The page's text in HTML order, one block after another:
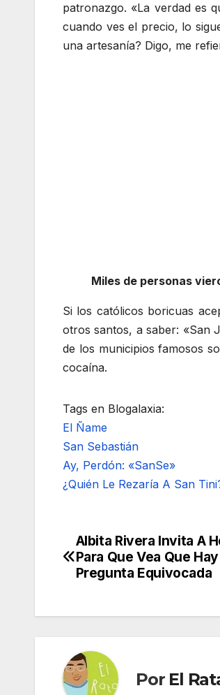
patronazgo. «La verdad es
cuando ves el precio, lo
una artesanía? Digo, me
Miles de personas
Si los católicos boricuas
otros santos, a saber: «San
de los municipios famosos
cocaína.
Tags en Blogalaxia:
El Ñame
San Sebastián
Ay, Perdón: «SanSe»
¿Quién Le Rezaría A San
Navegación
de
Albita Rivera Invita A
Para Que Vea Que
Pregunta Equivocada
Por El